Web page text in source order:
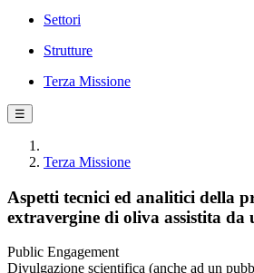
Settori
Strutture
Terza Missione
☰
Terza Missione
Aspetti tecnici ed analitici della
extravergine di oliva assistita da
Public Engagement
Divulgazione scientifica (anche ad un